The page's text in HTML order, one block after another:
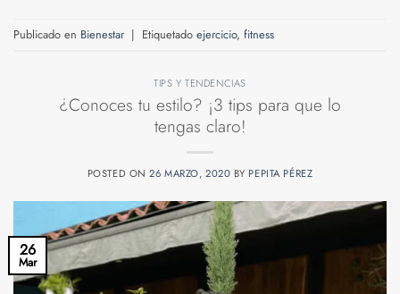
Publicado en Bienestar | Etiquetado ejercicio, fitness
TIPS Y TENDENCIAS
¿Conoces tu estilo? ¡3 tips para que lo
tengas claro!
POSTED ON26 MARZO, 2020 BY PEPITA PÉREZ
26
Mar